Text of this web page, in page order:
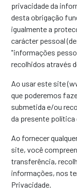
privacidade da
desta obrigação
igualmente a
carácter pessoal
"informações
recolhidos através
Ao usar este site
que poderemos
submetida e/ou
da presente política
Ao fornecer
site, você
transferência,
informações, nos
Privacidade.